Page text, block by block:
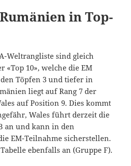
in Top-
Weltrangliste sind gleich
«Top 10», welche die EM
Töpfen 3 und tiefer in
liegt auf Rang 7 der
auf Position 9. Dies kommt
Wales führt derzeit die
an und kann in den
EM-Teilnahme sicherstellen.
ebenfalls an (Gruppe F).